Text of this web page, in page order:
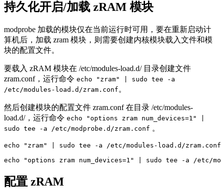
持久化开启/加载 zRAM 模块
modprobe 加载的模块仅在当前运行时可用，要在重新启动计
算机后，加载 zram 模块，则需要创建内核模块载入文件和模
块的配置文件。
要载入 zRAM 模块在 /etc/modules-load.d/ 目录创建文件
zram.conf，运行命令 echo "zram" | sudo tee -a
/etc/modules-load.d/zram.conf 。
然后创建模块的配置文件 zram.conf 在目录 /etc/modules-
load.d/，运行命令 echo "options zram num_devices=1" |
sudo tee -a /etc/modprobe.d/zram.conf 。
echo "zram" | sudo tee -a /etc/modules-load.d/zram.conf
echo "options zram num_devices=1" | sudo tee -a /etc/
配置 zRAM